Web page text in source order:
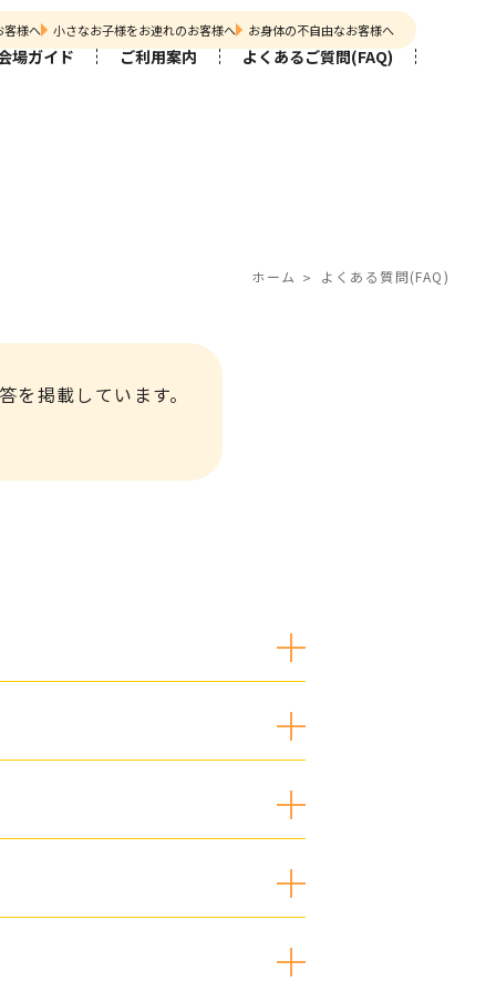
客様へ 小さなお子様をお連れのお客様へ お身体の不自由なお客様へ
場ガイド ご利用案内 よくあるご質問(FAQ)
ホーム よくある質問(FAQ)
を掲載しています。